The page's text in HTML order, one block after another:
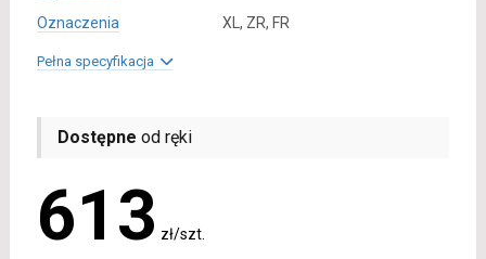
Oznaczenia
XL, ZR, FR
Pełna specyfikacja
Dostępne od ręki
613 zł/szt.